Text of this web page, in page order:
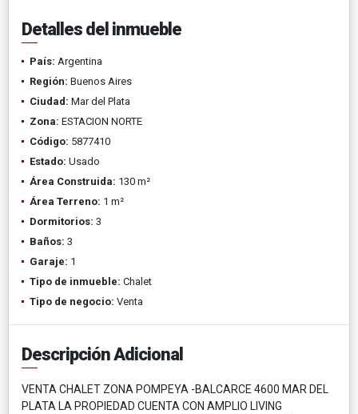
Detalles del inmueble
País: Argentina
Región: Buenos Aires
Ciudad: Mar del Plata
Zona: ESTACION NORTE
Código: 5877410
Estado: Usado
Área Construida: 130 m²
Área Terreno: 1 m²
Dormitorios: 3
Baños: 3
Garaje: 1
Tipo de inmueble: Chalet
Tipo de negocio: Venta
Descripción Adicional
VENTA CHALET ZONA POMPEYA -BALCARCE 4600 MAR DEL
PLATA LA PROPIEDAD CUENTA CON AMPLIO LIVING